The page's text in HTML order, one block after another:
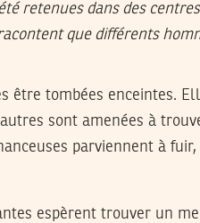
retenues dans des
que différents
être tombées enceintes.
sont amenées à
parviennent à
espèrent trouver un